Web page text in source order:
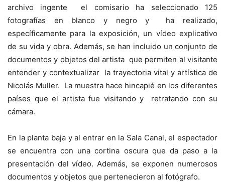
archivo ingente el comisario ha seleccionado 125
fotografías en blanco y negro y ha realizado,
específicamente para la exposición, un vídeo explicativo
de su vida y obra. Además, se han incluido un conjunto de
documentos y objetos del artista que permiten al visitante
entender y contextualizar la trayectoria vital y artística de
Nicolás Muller. La muestra hace hincapié en los diferentes
países que el artista fue visitando y retratando con su
cámara.
En la planta baja y al entrar en la Sala Canal, el espectador
se encuentra con una cortina oscura que da paso a la
presentación del vídeo. Además, se exponen numerosos
documentos y objetos que pertenecieron al fotógrafo.